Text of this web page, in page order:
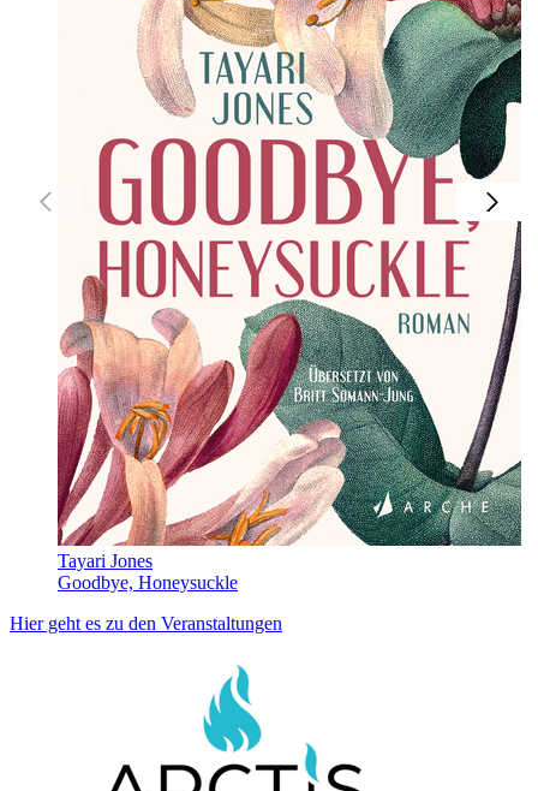
Tayari Jones
Goodbye, Honeysuckle
Hier geht es zu den Veranstaltungen